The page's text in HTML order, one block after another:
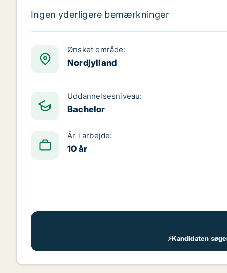
Ingen yderligere bemærkninger
Ønsket område:
Nordjylland
Uddannelsesniveau:
Bachelor
År i arbejde:
10 år
⚡Kandidaten